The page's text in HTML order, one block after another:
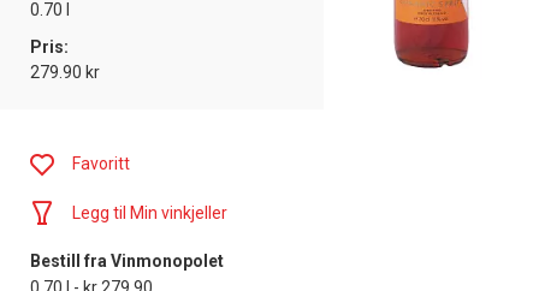
0.70 l
Pris:
279.90 kr
Favoritt
Legg til Min vinkjeller
Bestill fra Vinmonopolet